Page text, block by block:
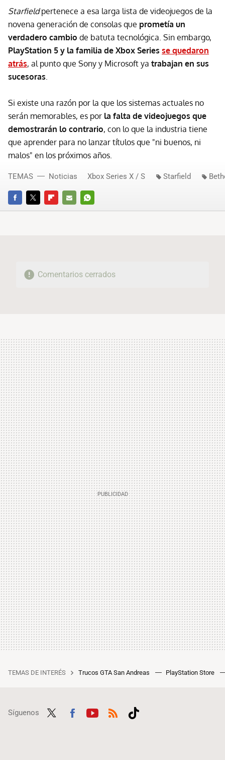
Starfieldpertenece a esa larga lista de videojuegos de la
novena generación de consolas que prometía un
verdadero cambio de batuta tecnológica. Sin embargo,
PlayStation 5 y la familia de Xbox Series se quedaron
atrás, al punto que Sony y Microsoft ya trabajan en sus
sucesoras.
Si existe una razón por la que los sistemas actuales no
serán memorables, es por la falta de videojuegos que
demostrarán lo contrario, con lo que la industria tiene
que aprender para no lanzar títulos que "ni buenos, ni
malos" en los próximos años.
FACEBOOKTWITTERFLIPBOARD
E-
WHATSAPP
TEMAS Noticias Xbox Series X / S Starfield
Comentarios cerrados
TEMAS DE INTERÉS Trucos GTA San Andreas PlayStation Store
Síguenos